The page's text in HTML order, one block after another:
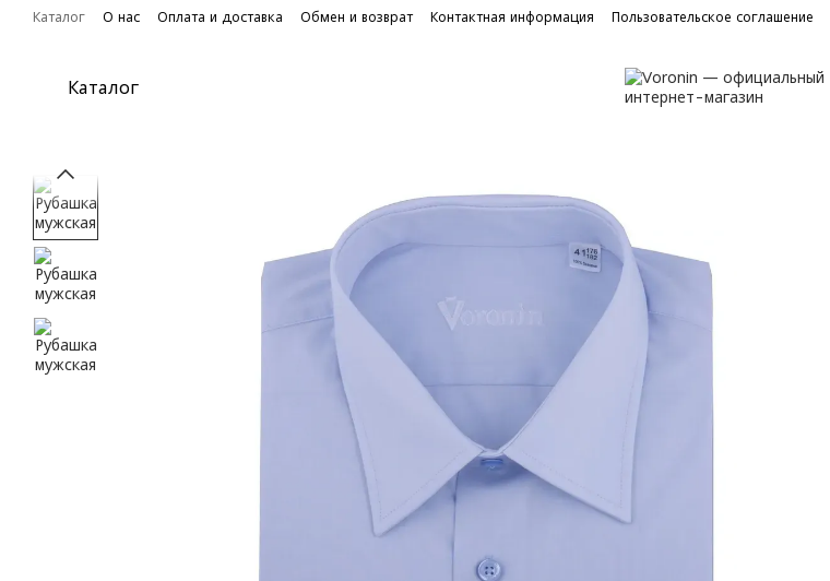
Перейти к основному контенту
Каталог О нас Оплата и доставка Обмен и возврат Контактная информация Пользовательское соглашение
Каталог